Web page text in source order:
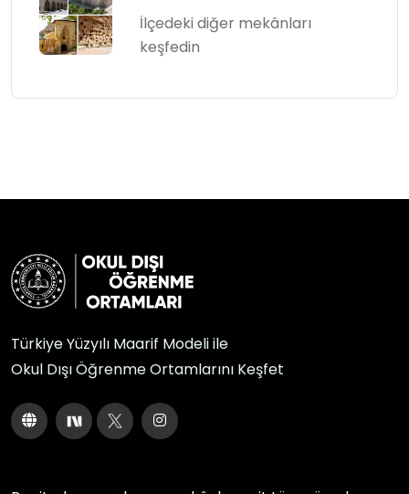
İlçedeki diğer mekânları
keşfedin
Türkiye Yüzyılı Maarif Modeli ile
Okul Dışı Öğrenme Ortamlarını Keşfet